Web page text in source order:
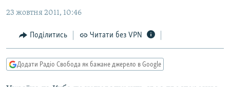
основної
Перейти
до
пошуку
СУСПІЛЬСТВО
РОСІЙСЬКА «ФІЛЬТРАЦІЯ»
ДОНБАС.РЕАЛІЇ
ТИ ЯК?
23 жовтня 2011, 10:46
Поділитись Читати без VPN
Додати Радіо Свобода як бажане джерело в Google